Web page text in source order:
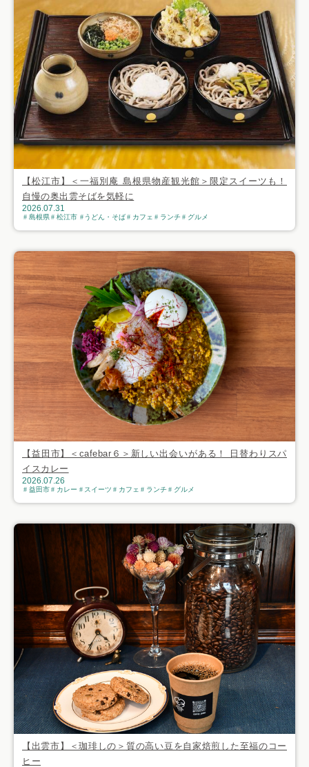
【松江市】＜一福別庵 島根県物産観光館＞限定スイーツも！
自慢の奥出雲そばを気軽に
2026.07.31
島根県 松江市 うどん・そば カフェ ランチ グルメ
【益田市】＜cafebar６＞新しい出会いがある！ 日替わりスパ
イスカレー
2026.07.26
益田市 カレー スイーツ カフェ ランチ グルメ
【出雲市】＜珈琲しの＞質の高い豆を自家焙煎した至福のコー
ヒー